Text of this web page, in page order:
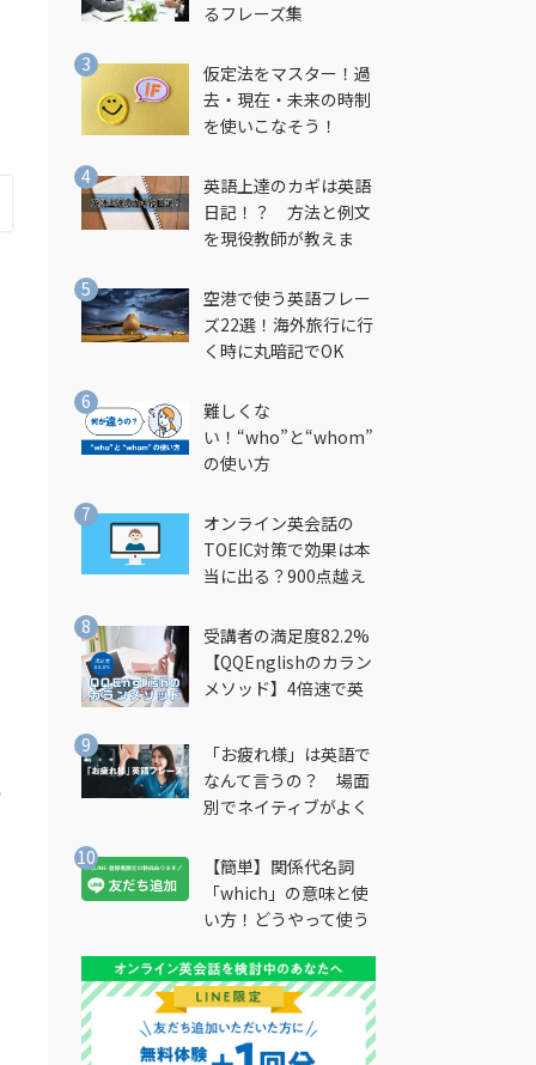
るフレーズ集
仮定法をマスター！過
去・現在・未来の時制
を使いこなそう！
英語上達のカギは英語
日記！？ 方法と例文
を現役教師が教えま
空港で使う英語フレー
ズ22選！海外旅行に行
く時に丸暗記でOK
難しくな
い！“who”と“whom”
の使い方
オンライン英会話の
TOEIC対策で効果は本
当に出る？900点越え
受講者の満足度82.2%
【QQEnglishのカラン
メソッド】4倍速で英
法とは？
「お疲れ様」は英語で
なんて言うの？ 場面
別でネイティブがよく
説
【簡単】関係代名詞
「which」の意味と使
い方！どうやって使う